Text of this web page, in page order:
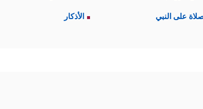
صلة القرآن بالتوراة، وكأنَّهم يقولون: إذا كان
على النبي الأذكار